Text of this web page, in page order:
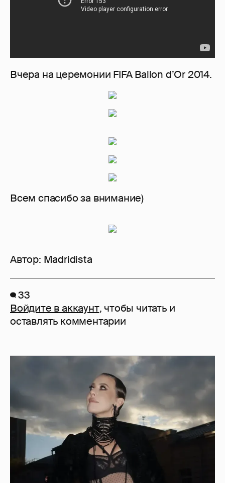
Вчера на церемонии FIFA Ballon d’Or 2014.
Всем спасибо за внимание)
Автор: Madridista
33
Войдите в аккаунт, чтобы читать и
оставлять комментарии